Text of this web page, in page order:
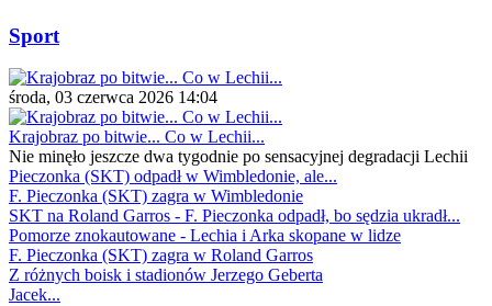
Sport
środa, 03 czerwca 2026 14:04
Krajobraz po bitwie... Co w Lechii...
Nie minęło jeszcze dwa tygodnie po sensacyjnej degradacji Lechii
Pieczonka (SKT) odpadł w Wimbledonie, ale...
F. Pieczonka (SKT) zagra w Wimbledonie
SKT na Roland Garros - F. Pieczonka odpadł, bo sędzia ukradł...
Pomorze znokautowane - Lechia i Arka skopane w lidze
F. Pieczonka (SKT) zagra w Roland Garros
Z różnych boisk i stadionów Jerzego Geberta
Jacek...